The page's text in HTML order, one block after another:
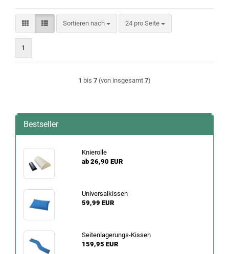
Sortieren nach
Sortieren nach 24 pro Seite
pro Seite
1
1 bis 7 (von insgesamt 7)
Bestseller
Knierolle
ab 26,90 EUR
Universalkissen
59,99 EUR
Seitenlagerungs-Kissen
159,95 EUR